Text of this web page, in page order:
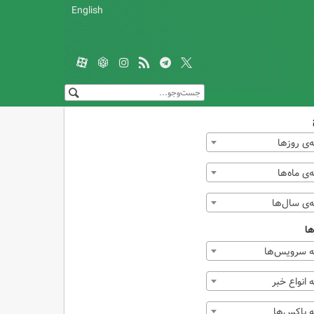
English
روزها
ماه‌ها
سال‌ها
سرویس‌ها
انواع خبر